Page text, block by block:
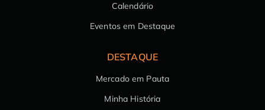
Calendário
Eventos em Destaque
DESTAQUE
Mercado em Pauta
Minha História